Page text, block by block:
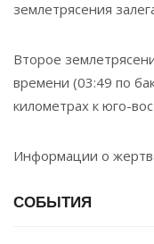
землетрясения
Второе
времени (03:49 по
километрах к юго-
Информации о
СОБЫТИЯ